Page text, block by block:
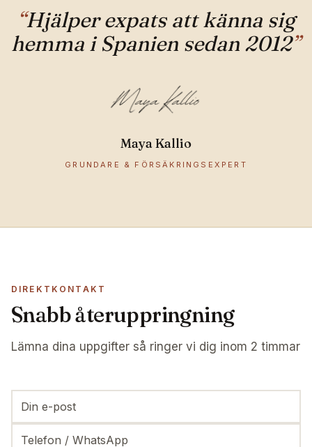
“Hjälper expats att känna sig
hemma i Spanien sedan 2012”
Maya Kallio
GRUNDARE & FÖRSÄKRINGSEXPERT
DIREKTKONTAKT
Snabb återuppringning
Lämna dina uppgifter så ringer vi dig inom 2 timmar